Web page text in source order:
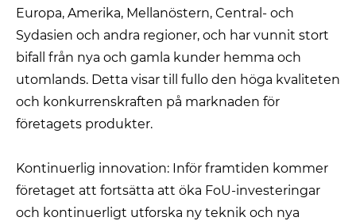
Europa, Amerika, Mellanöstern, Central- och
Sydasien och andra regioner, och har vunnit stort
bifall från nya och gamla kunder hemma och
utomlands. Detta visar till fullo den höga kvaliteten
och konkurrenskraften på marknaden för
företagets produkter.
Kontinuerlig innovation: Inför framtiden kommer
företaget att fortsätta att öka FoU-investeringar
och kontinuerligt utforska ny teknik och nya